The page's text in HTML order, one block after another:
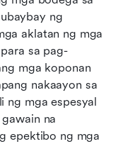
ng
aklatan ng mga
sa pag-
mga koponan
nakaayon sa
ng mga espesyal
na
epektibo ng mga